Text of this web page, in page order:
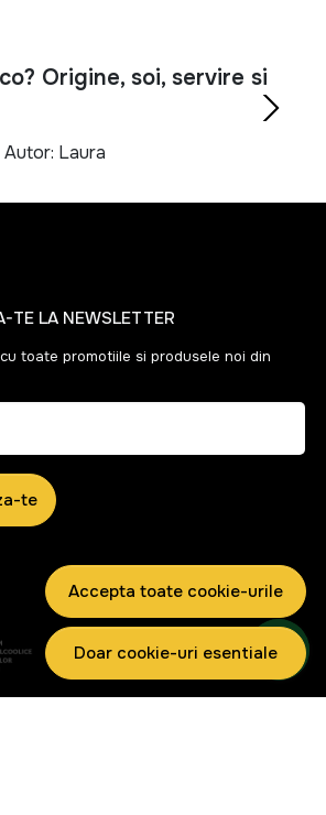
Accepta toate cookie-urile
Doar cookie-uri esentiale
Origine, soi, servire si
Autor: Laura
TE LA NEWSLETTER
toate promotiile si produsele noi din
te